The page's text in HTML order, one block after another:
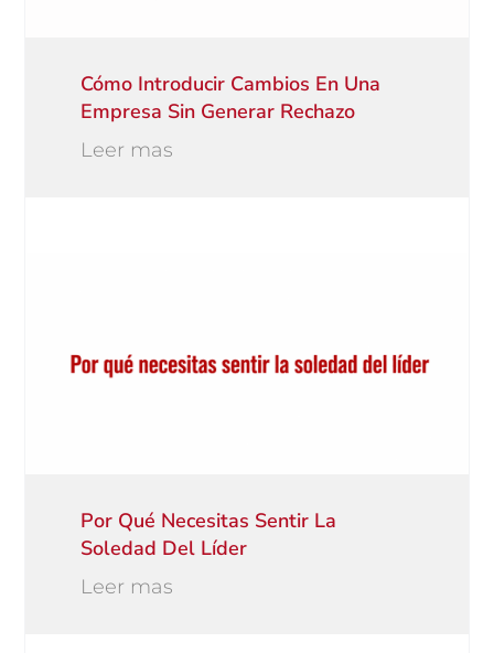
Cómo Introducir Cambios En Una
Empresa Sin Generar Rechazo
Leer mas
Por Qué Necesitas Sentir La
Soledad Del Líder
Leer mas